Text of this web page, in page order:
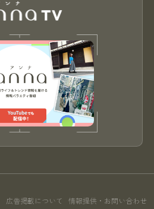
広告掲載について 情報提供・お問い合わせ